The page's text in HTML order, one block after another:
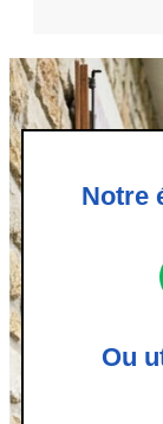
Notre
Ou